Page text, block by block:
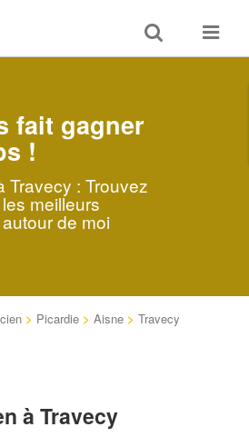
Toggle
search
Toggle
fait gagner
!
Travecy : Trouvez
meilleurs
de moi
> Picardie > Aisne > Travecy
à Travecy